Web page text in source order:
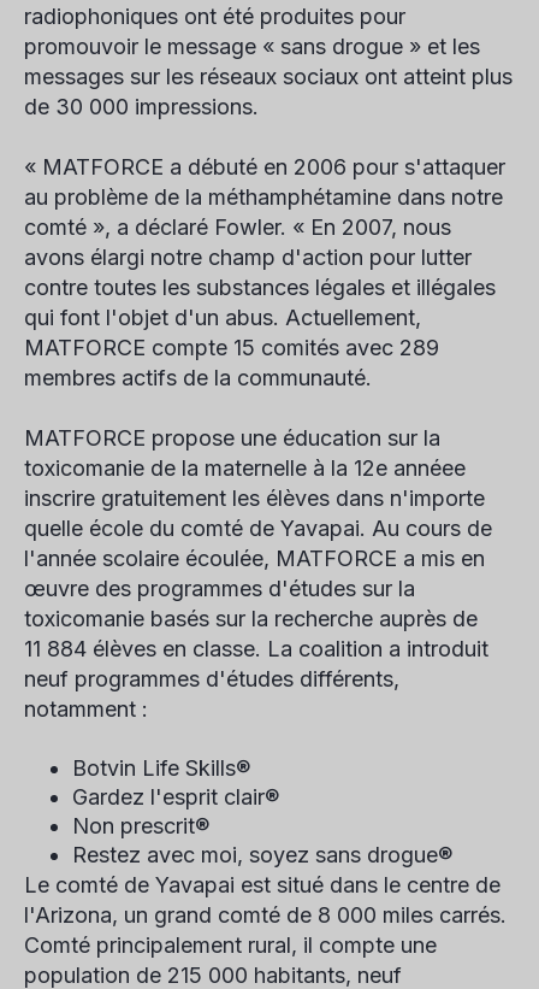
radiophoniques ont été produites pour
promouvoir le message « sans drogue » et les
messages sur les réseaux sociaux ont atteint plus
de 30 000 impressions.
« MATFORCE a débuté en 2006 pour s'attaquer
au problème de la méthamphétamine dans notre
comté », a déclaré Fowler. « En 2007, nous
avons élargi notre champ d'action pour lutter
contre toutes les substances légales et illégales
qui font l'objet d'un abus. Actuellement,
MATFORCE compte 15 comités avec 289
membres actifs de la communauté.
MATFORCE propose une éducation sur la
toxicomanie de la maternelle à la 12e annéee
inscrire gratuitement les élèves dans n'importe
quelle école du comté de Yavapai. Au cours de
l'année scolaire écoulée, MATFORCE a mis en
œuvre des programmes d'études sur la
toxicomanie basés sur la recherche auprès de
11 884 élèves en classe. La coalition a introduit
neuf programmes d'études différents,
notamment :
Botvin Life Skills®
Gardez l'esprit clair®
Non prescrit®
Restez avec moi, soyez sans drogue®
Le comté de Yavapai est situé dans le centre de
l'Arizona, un grand comté de 8 000 miles carrés.
Comté principalement rural, il compte une
population de 215 000 habitants, neuf